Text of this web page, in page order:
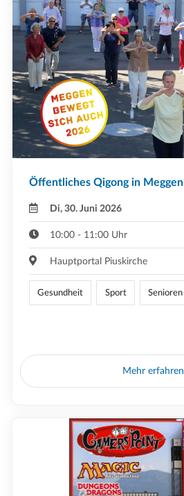
Öffentliches Qigong in Meggen
Di, 30. Juni 2026
10:00 - 11:00 Uhr
Hauptportal Piuskirche
Gesundheit Sport Senioren
Mehr erfahren